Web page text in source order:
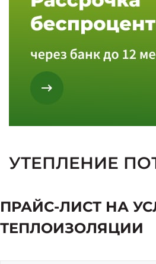
УТЕПЛЕНИЕ
ПРАЙС-ЛИСТ НА
ТЕПЛОИЗОЛЯЦИИ